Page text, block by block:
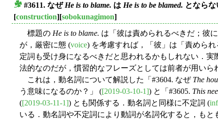
#3611. なぜHe is to blame. は He is to be blamed. となら
[construction][sobokunagimon]
標題の He is to blame. は「彼は責められるべきだ；彼
が，厳密に態 (voice) を考慮すれば，「彼」は「責めら
定詞も受け身になるべきだと思われるかもしれない．
法的なのだが，慣習的なフレーズとしては前者が用いら
これは，動名詞について解説した「#3604. なぜ The
う意味になるのか？」 ([2019-03-10-1]) と「#3605. This
([2019-03-11-1]) とも関係する．動名詞と同様に不定詞 (
いる．動名詞や不定詞により動詞が名詞化すると，も